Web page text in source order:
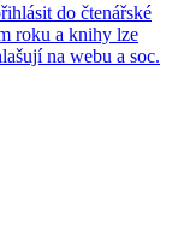
do čtenářské
roku a knihy lze
na webu a soc.